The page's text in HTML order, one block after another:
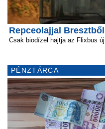
Repceolajjal
Csak biodízel hajtja az Flixbus
PÉNZTÁRCA